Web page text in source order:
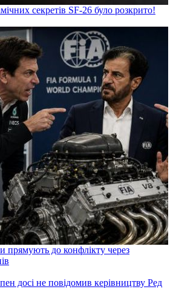
секретів SF-26 було розкрито!
прямують до конфлікту через